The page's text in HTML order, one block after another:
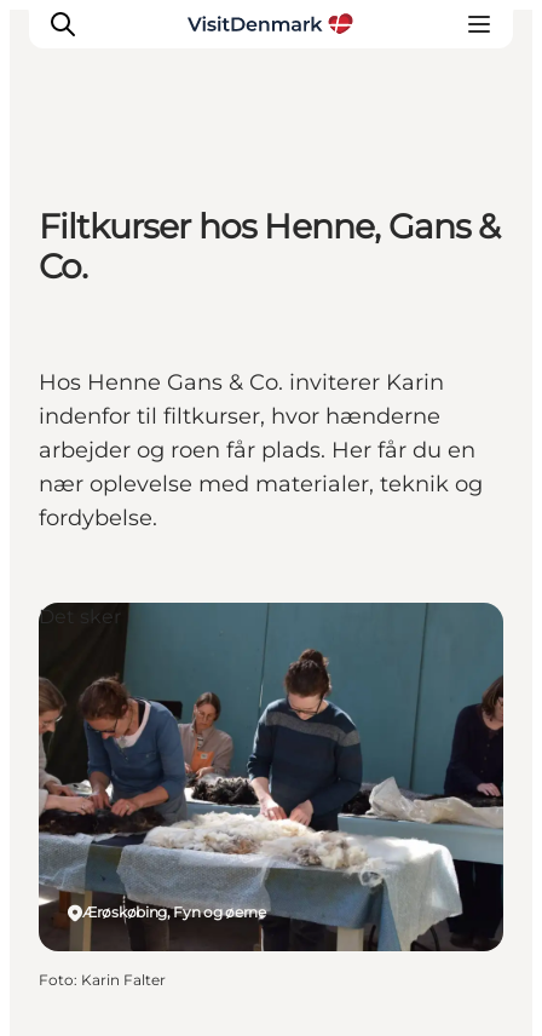
Inspiration
Destinationer
Oplevelser
Filtkurser hos Henne, Gans &
Co.
Hos Henne Gans & Co. inviterer Karin
indenfor til filtkurser, hvor hænderne
arbejder og roen får plads. Her får du en
nær oplevelse med materialer, teknik og
fordybelse.
Ærøskøbing, Fyn og øerne
Det sker
Foto: Karin Falter